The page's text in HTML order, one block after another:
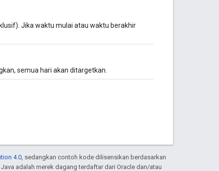
Jika waktu mulai atau waktu berakhir
semua hari akan ditargetkan.
4.0 , sedangkan contoh kode dilisensikan berdasarkan
Java adalah merek dagang terdaftar dari Oracle dan/atau